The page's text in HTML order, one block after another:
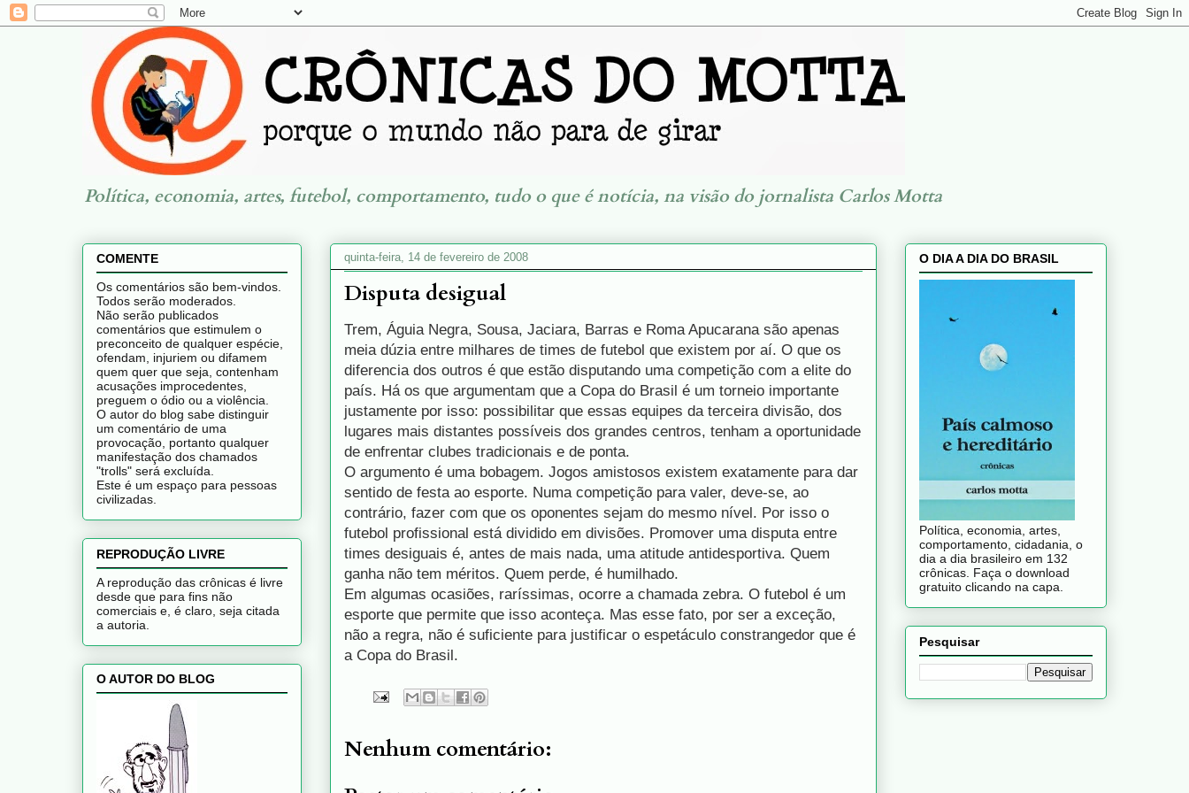
Política, economia, artes, futebol, comportamento, tudo o que é notícia, na visão do jornalista Carlos Motta
quinta-feira, 14 de fevereiro de 2008
Disputa desigual
Trem, Águia Negra, Sousa, Jaciara, Barras e Roma Apucarana são apenas
meia dúzia entre milhares de times de futebol que existem por aí. O que os
diferencia dos outros é que estão disputando uma competição com a elite do
país. Há os que argumentam que a Copa do Brasil é um torneio importante
justamente por isso: possibilitar que essas equipes da terceira divisão, dos
lugares mais distantes possíveis dos grandes centros, tenham a oportunidade
de enfrentar clubes tradicionais e de ponta.
O argumento é uma bobagem. Jogos amistosos existem exatamente para dar
sentido de festa ao esporte. Numa competição para valer, deve-se, ao
contrário, fazer com que os oponentes sejam do mesmo nível. Por isso o
futebol profissional está dividido em divisões. Promover uma disputa entre
times desiguais é, antes de mais nada, uma atitude antidesportiva. Quem
ganha não tem méritos. Quem perde, é humilhado.
Em algumas ocasiões, raríssimas, ocorre a chamada zebra. O futebol é um
esporte que permite que isso aconteça. Mas esse fato, por ser a exceção,
não a regra, não é suficiente para justificar o espetáculo constrangedor que é
a Copa do Brasil.
Nenhum comentário:
COMENTE
Os comentários são bem-vindos.
Todos serão moderados.
Não serão publicados
comentários que estimulem o
preconceito de qualquer espécie,
ofendam, injuriem ou difamem
quem quer que seja, contenham
acusações improcedentes,
preguem o ódio ou a violência.
O autor do blog sabe distinguir
um comentário de uma
provocação, portanto qualquer
manifestação dos chamados
"trolls" será excluída.
Este é um espaço para pessoas
civilizadas.
REPRODUÇÃO LIVRE
A reprodução das crônicas é livre
desde que para fins não
comerciais e, é claro, seja citada
a autoria.
O AUTOR DO BLOG
O DIA A DIA DO BRASIL
Política, economia, artes,
comportamento, cidadania, o
dia a dia brasileiro em 132
crônicas. Faça o download
gratuito clicando na capa.
Pesquisar